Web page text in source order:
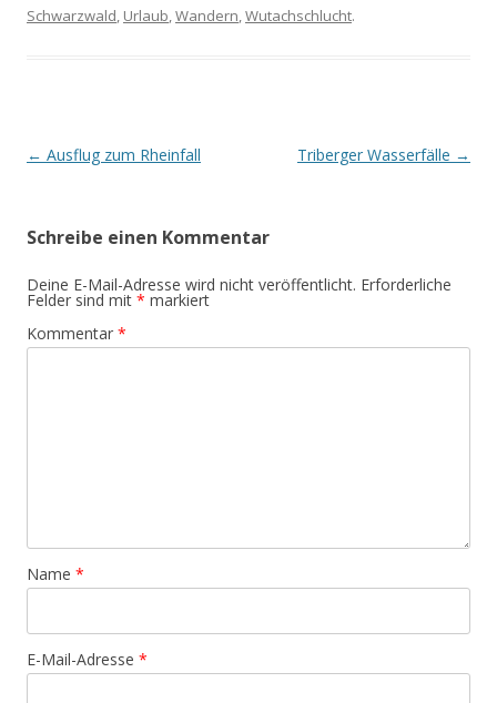
Schwarzwald, Urlaub,Wandern,Wutachschlucht.
Beitrags-
← Ausflug zum Rheinfall Triberger Wasserfälle →
Schreibe einen Kommentar
Deine E-Mail-Adresse wird nicht veröffentlicht. Erforderliche
Felder sind mit * markiert
Kommentar *
Name *
E-Mail-Adresse *